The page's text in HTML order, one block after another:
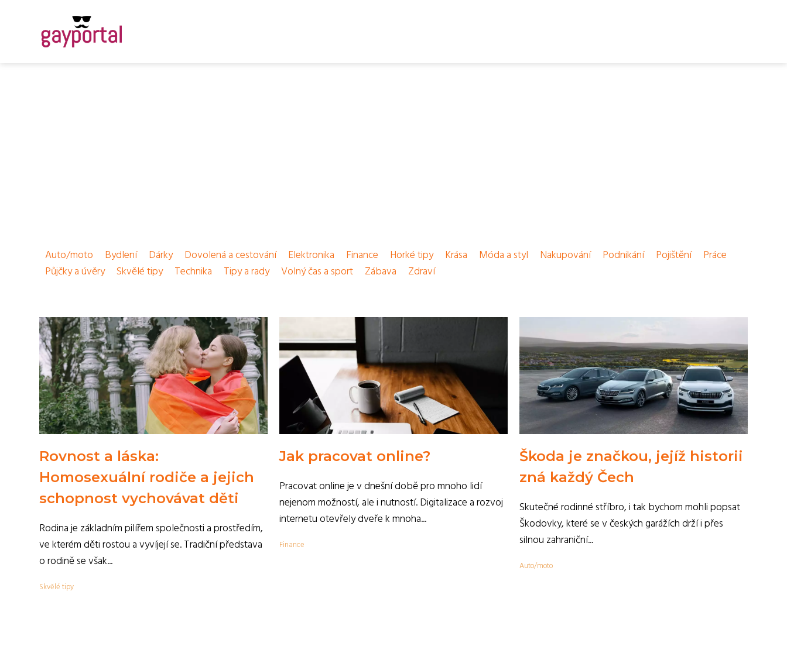
Auto/moto Bydlení Dárky Dovolená a cestování Elektronika Finance Horké tipy Krása Móda a styl Nakupování Podnikání Pojištění
Práce
Půjčky a úvěry
Skvělé tipy Technika Tipy a rady Volný čas a sport Zábava Zdraví
Rovnost a láska:
Homosexuální rodiče a jejich
schopnost vychovávat děti
Rodina je základním pilířem společnosti a prostředím,
ve kterém děti rostou a vyvíjejí se. Tradiční představa
o rodině se však...
Skvělé tipy
Jak pracovat online?
Pracovat online je v dnešní době pro mnoho lidí
nejenom možností, ale i nutností. Digitalizace a rozvoj
internetu otevřely dveře k mnoha...
Finance
Škoda je značkou, jejíž historii
zná každý Čech
Skutečné rodinné stříbro, i tak bychom mohli popsat
Škodovky, které se v českých garážích drží i přes
silnou zahraniční...
Auto/moto